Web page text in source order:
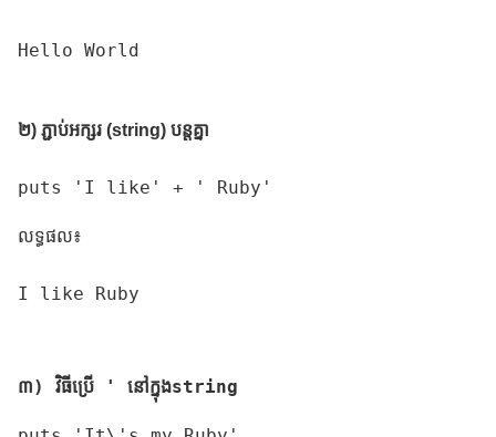
Hello World
២) ភ្ជាប់អក្សរ (string) បន្តគ្នា
puts 'I like' + ' Ruby'
លទ្ធផល៖
I like Ruby
៣) វិធីប្រើ ' នៅក្នុងstring